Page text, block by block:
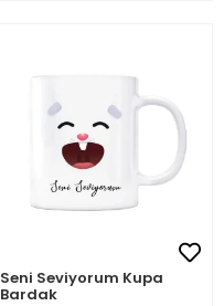
Seni Seviyorum Kupa
Bardak